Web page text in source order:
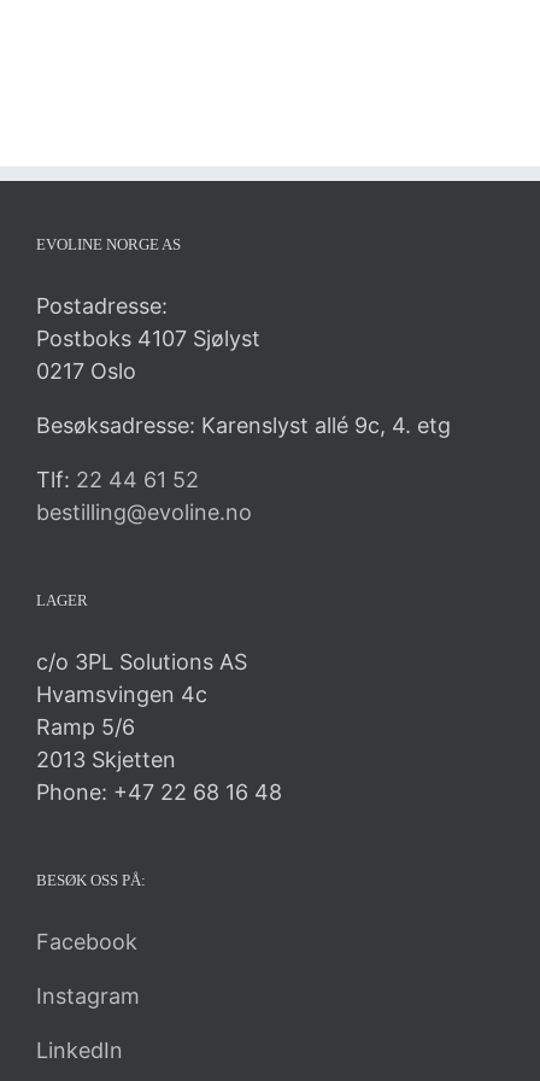
EVOLINE NORGE AS
Postadresse:
Postboks 4107 Sjølyst
0217 Oslo
Besøksadresse: Karenslyst allé 9c, 4. etg
Tlf: 22 44 61 52
bestilling@evoline.no
LAGER
c/o 3PL Solutions AS
Hvamsvingen 4c
Ramp 5/6
2013 Skjetten
Phone: +47 22 68 16 48
BESØK OSS PÅ:
Facebook
Instagram
LinkedIn